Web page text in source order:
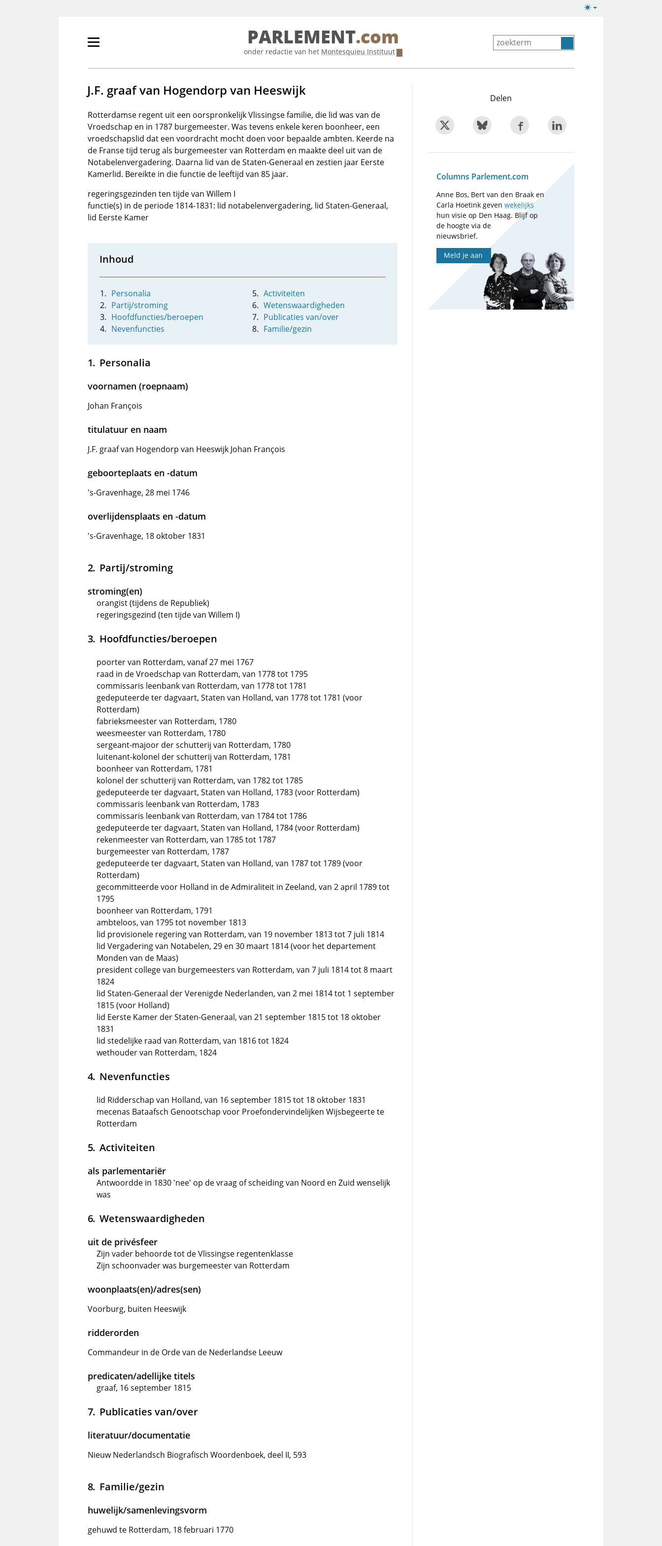
Lichte/donkere
Primair
tonen/verbergen
PARLEMENT.com
onder redactie van het Montesquieu Instituut
J.F. graaf van Hogendorp van Heeswijk
Rotterdamse regent uit een oorspronkelijk Vlissingse familie, die lid was van de
Vroedschap en in 1787 burgemeester. Was tevens enkele keren boonheer, een
vroedschapslid dat een voordracht mocht doen voor bepaalde ambten. Keerde na
de Franse tijd terug als burgemeester van Rotterdam en maakte deel uit van de
Notabelenvergadering. Daarna lid van de Staten-Generaal en zestien jaar Eerste
Kamerlid. Bereikte in die functie de leeftijd van 85 jaar.
regeringsgezinden ten tijde van Willem I
functie(s) in de periode 1814-1831: lid notabelenvergadering, lid Staten-Generaal,
lid Eerste Kamer
Inhoud
Personalia
Partij/stroming
Hoofdfuncties/beroepen
Nevenfuncties
Activiteiten
Wetenswaardigheden
Publicaties van/over
Familie/gezin
Personalia
voornamen (roepnaam)
Johan François
titulatuur en naam
J.F. graaf van Hogendorp van Heeswijk Johan François
geboorteplaats en -datum
's-Gravenhage, 28 mei 1746
overlijdensplaats en -datum
's-Gravenhage, 18 oktober 1831
Partij/stroming
stroming(en)
orangist (tijdens de Republiek)
regeringsgezind (ten tijde van Willem I)
Hoofdfuncties/beroepen
poorter van Rotterdam, vanaf 27 mei 1767
raad in de Vroedschap van Rotterdam, van 1778 tot 1795
commissaris leenbank van Rotterdam, van 1778 tot 1781
gedeputeerde ter dagvaart, Staten van Holland, van 1778 tot 1781 (voor
Rotterdam)
fabrieksmeester van Rotterdam, 1780
weesmeester van Rotterdam, 1780
sergeant-majoor der schutterij van Rotterdam, 1780
luitenant-kolonel der schutterij van Rotterdam, 1781
boonheer van Rotterdam, 1781
kolonel der schutterij van Rotterdam, van 1782 tot 1785
gedeputeerde ter dagvaart, Staten van Holland, 1783 (voor Rotterdam)
commissaris leenbank van Rotterdam, 1783
commissaris leenbank van Rotterdam, van 1784 tot 1786
gedeputeerde ter dagvaart, Staten van Holland, 1784 (voor Rotterdam)
rekenmeester van Rotterdam, van 1785 tot 1787
burgemeester van Rotterdam, 1787
gedeputeerde ter dagvaart, Staten van Holland, van 1787 tot 1789 (voor
Rotterdam)
gecommitteerde voor Holland in de Admiraliteit in Zeeland, van 2 april 1789 tot
1795
boonheer van Rotterdam, 1791
ambteloos, van 1795 tot november 1813
lid provisionele regering van Rotterdam, van 19 november 1813 tot 7 juli 1814
lid Vergadering van Notabelen, 29 en 30 maart 1814 (voor het departement
Monden van de Maas)
president college van burgemeesters van Rotterdam, van 7 juli 1814 tot 8 maart
1824
lid Staten-Generaal der Verenigde Nederlanden, van 2 mei 1814 tot 1 september
1815 (voor Holland)
lid Eerste Kamer der Staten-Generaal, van 21 september 1815 tot 18 oktober
1831
lid stedelijke raad van Rotterdam, van 1816 tot 1824
wethouder van Rotterdam, 1824
Nevenfuncties
lid Ridderschap van Holland, van 16 september 1815 tot 18 oktober 1831
mecenas Bataafsch Genootschap voor Proefondervindelijken Wijsbegeerte te
Rotterdam
Activiteiten
als parlementariër
Antwoordde in 1830 'nee' op de vraag of scheiding van Noord en Zuid wenselijk
was
Wetenswaardigheden
uit de privésfeer
Zijn vader behoorde tot de Vlissingse regentenklasse
Zijn schoonvader was burgemeester van Rotterdam
woonplaats(en)/adres(sen)
Voorburg, buiten Heeswijk
ridderorden
Commandeur in de Orde van de Nederlandse Leeuw
predicaten/adellijke titels
graaf, 16 september 1815
Publicaties van/over
literatuur/documentatie
Nieuw Nederlandsch Biografisch Woordenboek, deel II, 593
Familie/gezin
huwelijk/samenlevingsvorm
gehuwd te Rotterdam, 18 februari 1770
Delen
Columns Parlement.com
Anne Bos, Bert van den Braak en
Carla Hoetink gevenwekelijks
hun visie op Den Haag. Blijf op
de hoogte via de
nieuwsbrief.
Meld je aan